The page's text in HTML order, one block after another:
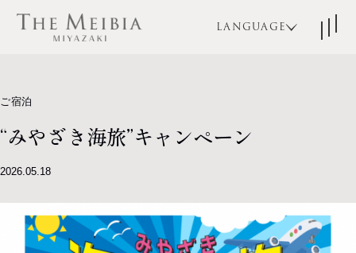
LANGUAGE
ZH-TW
TOP コンセプト
ブライダル 宴会・パーティ
ご宿泊
“みやざき海旅”キャンペーン
2026.05.18